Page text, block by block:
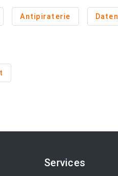
Antipiraterie Daten
Services